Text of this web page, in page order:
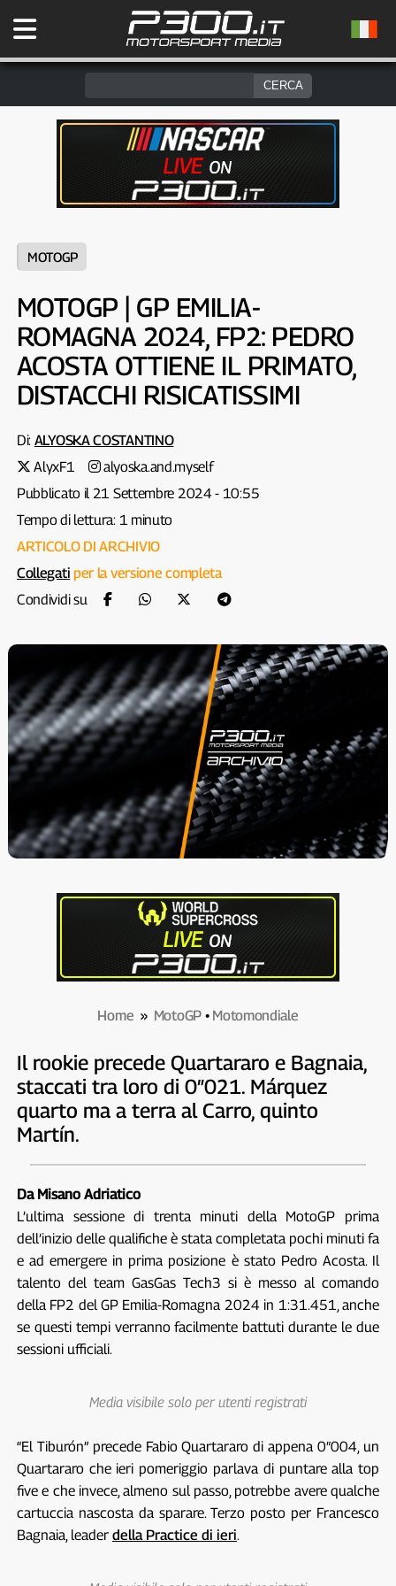
MOTOGP
MOTOGP | GP EMILIA-
ROMAGNA 2024, FP2: PEDRO
ACOSTA OTTIENE IL PRIMATO,
DISTACCHI RISICATISSIMI
Di: ALYOSKA COSTANTINO
AlyxF1
alyoska.and.myself
Pubblicato il 21 Settembre 2024 - 10:55
Tempo di lettura: 1 minuto
ARTICOLO DI ARCHIVIO
Collegati per la versione completa
Condividi su
Home » MotoGP • Motomondiale
Il rookie precede Quartararo e Bagnaia,
staccati tra loro di 0″021. Márquez
quarto ma a terra al Carro, quinto
Martín.
Da Misano Adriatico
L’ultima sessione di trenta minuti della MotoGP prima
dell’inizio delle qualifiche è stata completata pochi minuti fa
e ad emergere in prima posizione è stato Pedro Acosta. Il
talento del team GasGas Tech3 si è messo al comando
della FP2 del GP Emilia-Romagna 2024 in 1:31.451, anche
se questi tempi verranno facilmente battuti durante le due
sessioni ufficiali.
Media visibile solo per utenti registrati
“El Tiburón” precede Fabio Quartararo di appena 0″004, un
Quartararo che ieri pomeriggio parlava di puntare alla top
five e che invece, almeno sul passo, potrebbe avere qualche
cartuccia nascosta da sparare. Terzo posto per Francesco
Bagnaia, leader della Practice di ieri.